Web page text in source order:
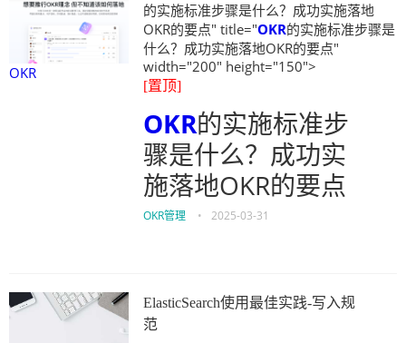
OKR
的实施标准步骤是什么？成功实施落地
OKR的要点" title="OKR的实施标准步骤是
什么？成功实施落地OKR的要点"
width="200" height="150">
[置顶]
OKR的实施标准步
骤是什么？成功实
施落地OKR的要点
OKR管理 • 2025-03-31
ElasticSearch使用最佳实践-写入规
范